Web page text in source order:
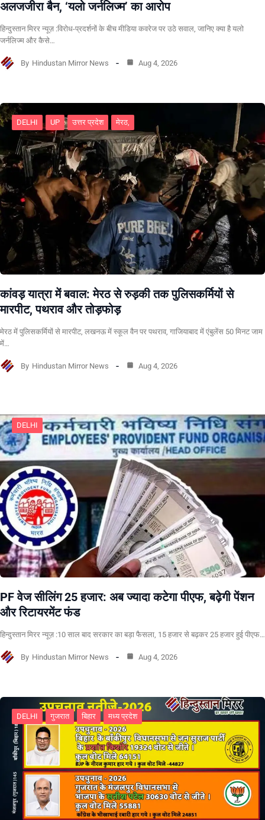
अलजजीरा बैन, ‘यलो जर्नलिज्म’ का आरोप
हिन्दुस्तान मिरर न्यूज़ :विरोध-प्रदर्शनों के बीच मीडिया कवरेज पर उठे सवाल, जानिए क्या है यलो
जर्नलिज्म और कैसे…
By Hindustan Mirror News Aug 4, 2026
DELHI UP उत्तर प्रदेश मेरठ,
कांवड़ यात्रा में बवाल: मेरठ से रुड़की तक पुलिसकर्मियों से
मारपीट, पथराव और तोड़फोड़
मेरठ में पुलिसकर्मियों से मारपीट, लखनऊ में स्कूल वैन पर पथराव, गाजियाबाद में एंबुलेंस 50 मिनट जाम
में…
By Hindustan Mirror News Aug 4, 2026
DELHI
PF वेज सीलिंग 25 हजार: अब ज्यादा कटेगा पीएफ, बढ़ेगी पेंशन
और रिटायरमेंट फंड
हिन्दुस्तान मिरर न्यूज़ :10 साल बाद सरकार का बड़ा फैसला, 15 हजार से बढ़कर 25 हजार हुई पीएफ…
By Hindustan Mirror News Aug 4, 2026
DELHI गुजरात बिहार मध्य प्रदेश